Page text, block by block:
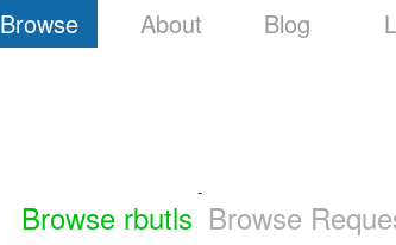
Browse About Blog
Browse rbutls
-
Browse